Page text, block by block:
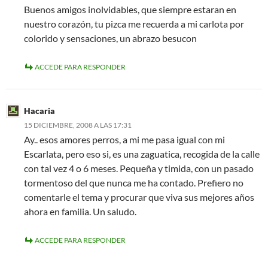
Buenos amigos inolvidables, que siempre estaran en
nuestro corazón, tu pizca me recuerda a mi carlota por
colorido y sensaciones, un abrazo besucon
ACCEDE PARA RESPONDER
Hacaria
15 DICIEMBRE, 2008 A LAS 17:31
Ay.. esos amores perros, a mi me pasa igual con mi
Escarlata, pero eso si, es una zaguatica, recogida de la calle
con tal vez 4 o 6 meses. Pequeña y timida, con un pasado
tormentoso del que nunca me ha contado. Prefiero no
comentarle el tema y procurar que viva sus mejores años
ahora en familia. Un saludo.
ACCEDE PARA RESPONDER